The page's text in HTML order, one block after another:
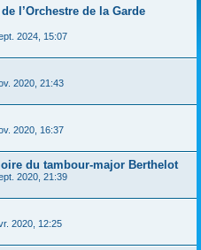
l’Orchestre de la Garde
2024, 15:07
2020, 21:43
2020, 16:37
du tambour-major Berthelot
2020, 21:39
2020, 12:25